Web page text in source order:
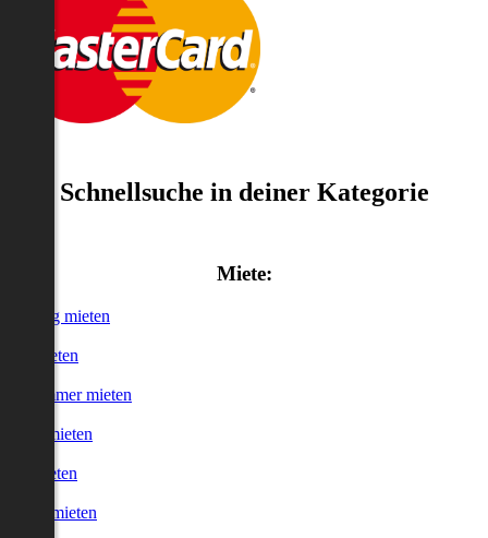
Schnellsuche in deiner Kategorie
Miete:
mieten
mieten
Zimmer mieten
mieten
mieten